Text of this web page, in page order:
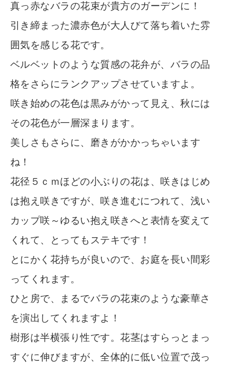
真っ赤なバラの花束が貴方のガーデンに！
引き締まった濃赤色が大人びて落ち着いた雰
囲気を感じる花です。
ベルベットのような質感の花弁が、バラの品
格をさらにランクアップさせていますよ。
咲き始めの花色は黒みがかって見え、秋には
その花色が一層深まります。
美しさもさらに、磨きがかかっちゃいます
ね！
花径５ｃｍほどの小ぶりの花は、咲きはじめ
は抱え咲きですが、咲き進むにつれて、浅い
カップ咲～ゆるい抱え咲きへと表情を変えて
くれて、とってもステキです！
とにかく花持ちが良いので、お庭を長い間彩
ってくれます。
ひと房で、まるでバラの花束のような豪華さ
を演出してくれますよ！
樹形は半横張り性です。花茎はすらっとまっ
すぐに伸びますが、全体的に低い位置で茂っ